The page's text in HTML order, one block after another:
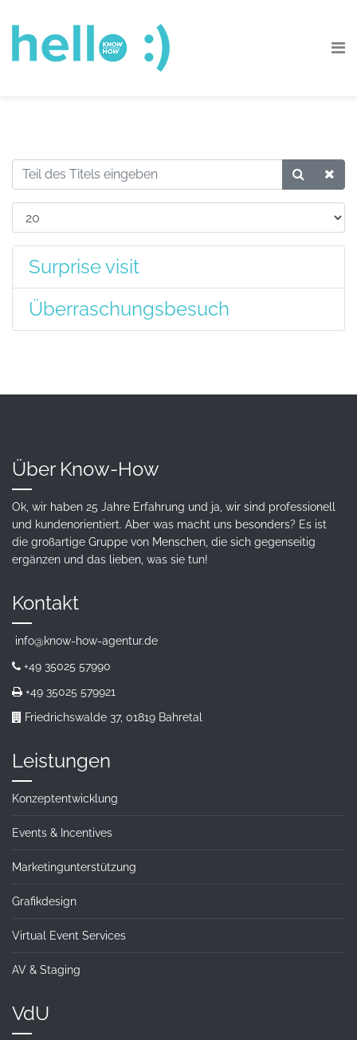
Surprise visit
Überraschungsbesuch
Über Know-How
Ok, wir haben 25 Jahre Erfahrung und ja, wir sind professionell
und kundenorientiert. Aber was macht uns besonders? Es ist
die großartige Gruppe von Menschen, die sich gegenseitig
ergänzen und das lieben, was sie tun!
Kontakt
info@know-how-agentur.de
+49 35025 57990
+49 35025 579921
Friedrichswalde 37, 01819 Bahretal
Leistungen
Konzeptentwicklung
Events & Incentives
Marketingunterstützung
Grafikdesign
Virtual Event Services
AV & Staging
VdU